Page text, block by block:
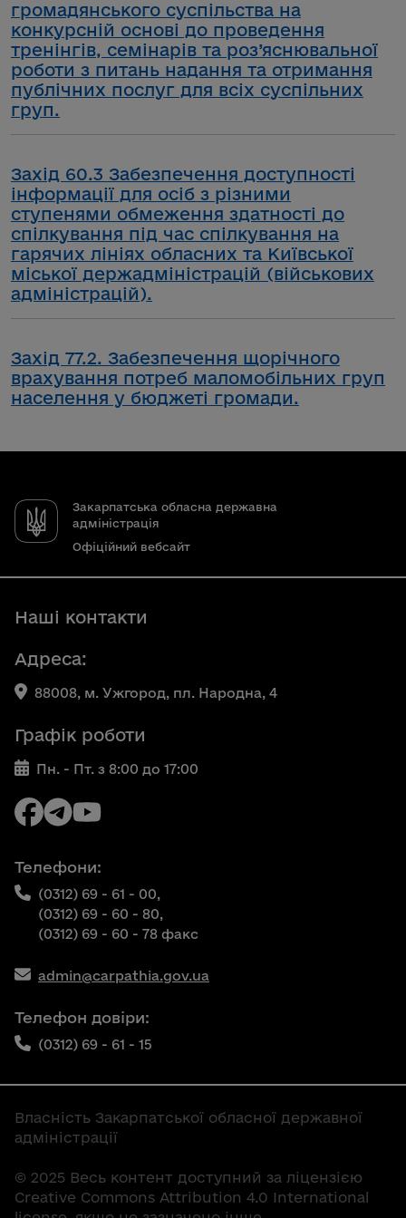
громадянського суспільства на
конкурсній основі до проведення
тренінгів, семінарів та роз’яснювальної
роботи з питань надання та отримання
публічних послуг для всіх суспільних
груп.
Захід 60.3 Забезпечення доступності
інформації для осіб з різними
ступенями обмеження здатності до
спілкування під час спілкування на
гарячих лініях обласних та Київської
міської держадміністрацій (військових
адміністрацій).
Захід 77.2. Забезпечення щорічного
врахування потреб маломобільних груп
населення у бюджеті громади.
Закарпатська обласна державна
адміністрація
Офіційний вебсайт
Наші контакти
Адреса:
88008, м. Ужгород, пл. Народна, 4
Графік роботи
Пн. - Пт. з 8:00 до 17:00
Телефони:
(0312) 69 - 61 - 00,
(0312) 69 - 60 - 80,
(0312) 69 - 60 - 78 факс
admin@carpathia.gov.ua
Телефон довіри:
(0312) 69 - 61 - 15
Власність Закарпатської обласної державної
адміністрації
© 2025 Весь контент доступний за ліцензією
Creative Commons Attribution 4.0 International